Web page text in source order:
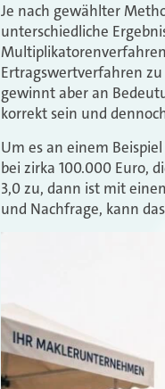
Je nach gewählter
unterschiedliche
Ertragswertverfahren
gewinnt aber an
korrekt sein und
Um es an einem
bei zirka 100.000 Euro,
3,0 zu, dann ist mit
und Nachfrage, kann